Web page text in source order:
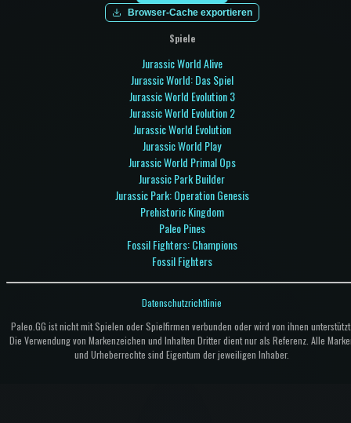
Browser-Cache exportieren
Spiele
Jurassic World Alive
Jurassic World: Das Spiel
Jurassic World Evolution 3
Jurassic World Evolution 2
Jurassic World Evolution
Jurassic World Play
Jurassic World Primal Ops
Jurassic Park Builder
Jurassic Park: Operation Genesis
Prehistoric Kingdom
Paleo Pines
Fossil Fighters: Champions
Fossil Fighters
Paleo.GG ist nicht mit Spielen oder Spielfirmen verbunden oder wird von ihnen
Die Verwendung von Markenzeichen und Inhalten Dritter dient nur als Referenz. Alle
und Urheberrechte sind Eigentum der jeweiligen Inhaber.
Datenschutzrichtlinie